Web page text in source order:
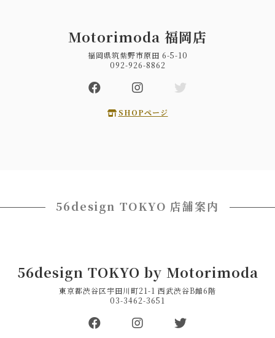
Motorimoda 福岡店
福岡県筑紫野市原田 6-5-10
092-926-8862
SHOPページ
56design TOKYO 店舗案内
56design TOKYO by Motorimoda
東京都渋谷区宇田川町21-1 西武渋谷B館6階
03-3462-3651